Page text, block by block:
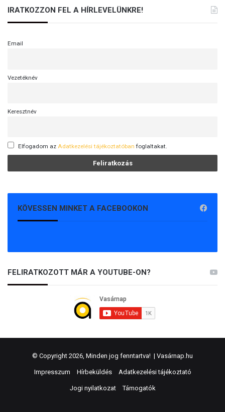
IRATKOZZON FEL A HÍRLEVELÜNKRE!
Email
Vezetéknév
Keresztnév
Elfogadom az Adatkezelési tájékoztatóban foglaltakat.
KÖVESSEN MINKET A FACEBOOKON
FELIRATKOZOTT MÁR A YOUTUBE-ON?
© Copyright 2026, Minden jog fenntartva! | Vasárnap.hu
Impresszum Hírbeküldés Adatkezelési tájékoztató
Jogi nyilatkozat Támogatók